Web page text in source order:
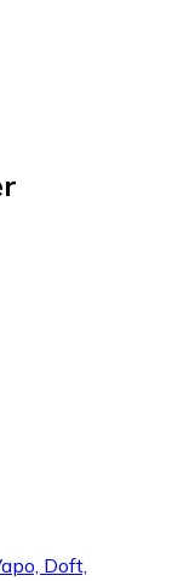
Doft,